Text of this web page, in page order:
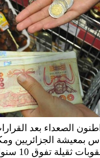
الصعداء بعد
بمعيشة الجزائريين